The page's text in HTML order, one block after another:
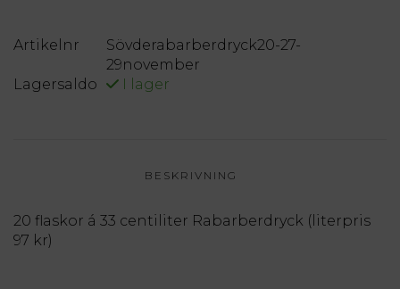
Artikelnr
Sövderabarberdryck20-27-
29november
Lagersaldo
I lager
BESKRIVNING
20 flaskor á 33 centiliter Rabarberdryck (literpris
97 kr)